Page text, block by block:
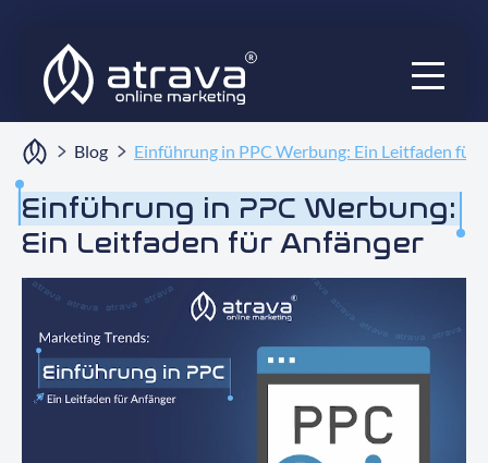
Services
Ratgeber
Audits
Blog
Projekte
Über uns
Blog Einführung in PPC Werbung: Ein Leitfaden für
Einführung in PPC Werbung:
Ein Leitfaden für Anfänger